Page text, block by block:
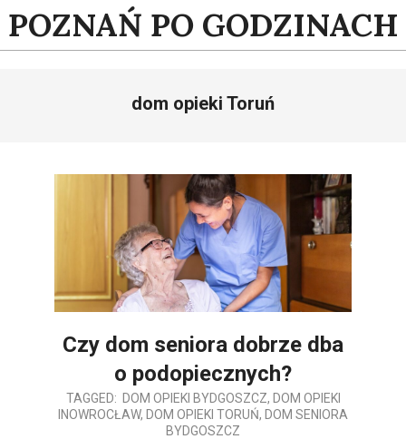
to
content
POZNAŃ PO GODZINACH
dom opieki Toruń
Czy dom seniora dobrze dba
o podopiecznych?
2023-
12-
TAGGED: DOM OPIEKI BYDGOSZCZ, DOM OPIEKI
INOWROCŁAW, DOM OPIEKI TORUŃ, DOM SENIORA
BYDGOSZCZ